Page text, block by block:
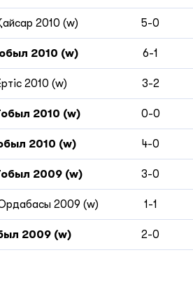
2010 (w) 5-0
2010 (w) 6-1
2010 (w) 3-2
2010 (w) 0-0
2010 (w) 4-0
2009 (w) 3-0
2009 (w) 1-1
2009 (w) 2-0